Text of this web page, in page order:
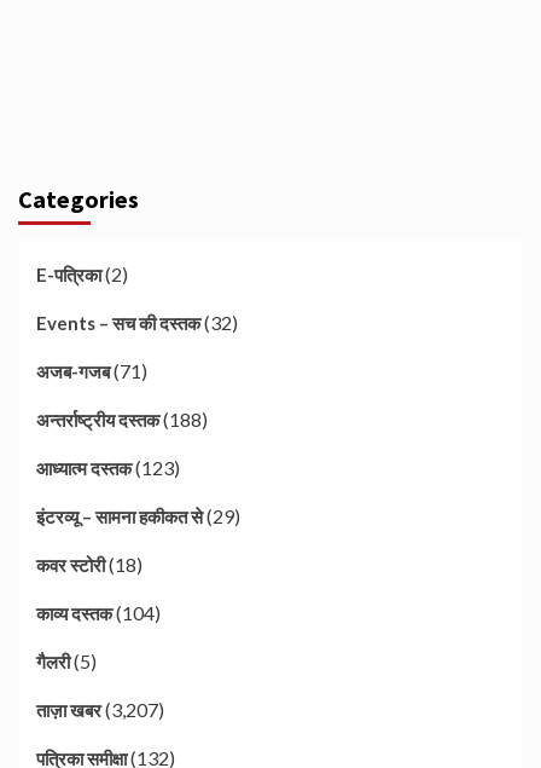
Categories
E-पत्रिका(2)
Events – सच की दस्तक(32)
अजब-गजब(71)
अन्तर्राष्ट्रीय दस्तक(188)
आध्यात्म दस्तक(123)
इंटरव्यू – सामना हकीकत से(29)
कवर स्टोरी(18)
काव्य दस्तक(104)
गैलरी(5)
ताज़ा खबर(3,207)
पत्रिका समीक्षा(132)